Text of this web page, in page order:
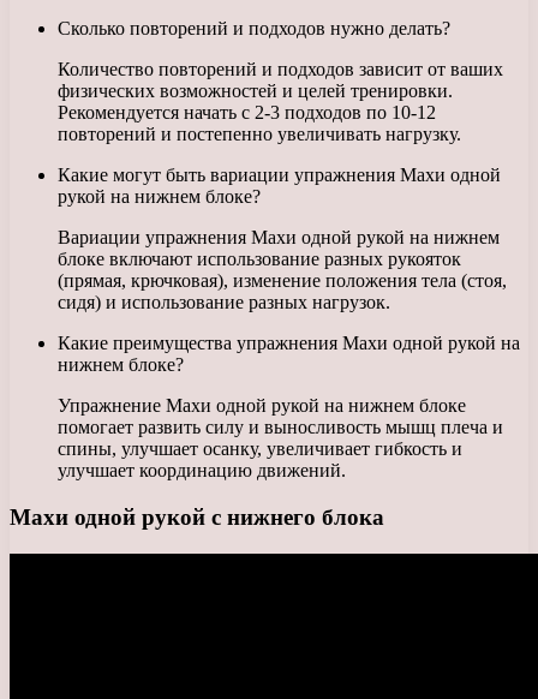
Сколько повторений и подходов нужно делать?
Количество повторений и подходов зависит от ваших
физических возможностей и целей тренировки.
Рекомендуется начать с 2-3 подходов по 10-12
повторений и постепенно увеличивать нагрузку.
Какие могут быть вариации упражнения Махи одной
рукой на нижнем блоке?
Вариации упражнения Махи одной рукой на нижнем
блоке включают использование разных рукояток
(прямая, крючковая), изменение положения тела (стоя,
сидя) и использование разных нагрузок.
Какие преимущества упражнения Махи одной рукой на
нижнем блоке?
Упражнение Махи одной рукой на нижнем блоке
помогает развить силу и выносливость мышц плеча и
спины, улучшает осанку, увеличивает гибкость и
улучшает координацию движений.
Махи одной рукой с нижнего блока